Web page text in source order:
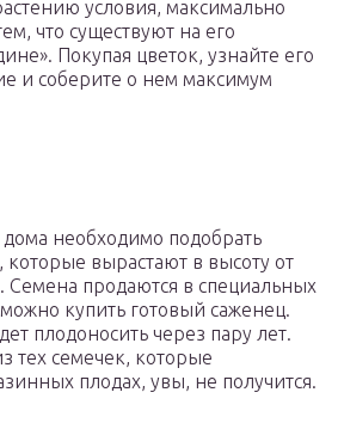
условия, максимально
что существуют на его
Покупая цветок, узнайте его
и соберите о нем максимум
необходимо подобрать
которые вырастают в высоту от
Семена продаются в специальных
купить готовый саженец.
плодоносить через пару лет.
тех семечек, которые
плодах, увы, не получится.